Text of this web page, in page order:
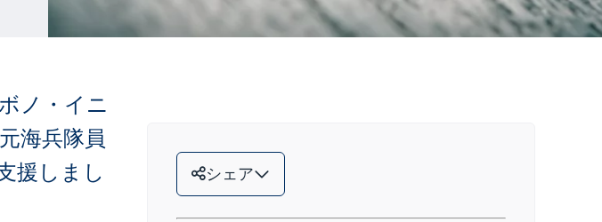
ノ・イニ
海兵隊員
援しまし
シェア